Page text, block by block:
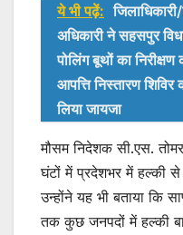
ये भी पढ़ें:
अधिकारी ने सहसपुर
पोलिंग बूथों का
आपत्ति निस्तारण
लिया जायजा
मौसम निदेशक सी.एस.
घंटों में प्रदेशभर में हल्की से
उन्होंने यह भी बताया कि
तक कुछ जनपदों में हल्की